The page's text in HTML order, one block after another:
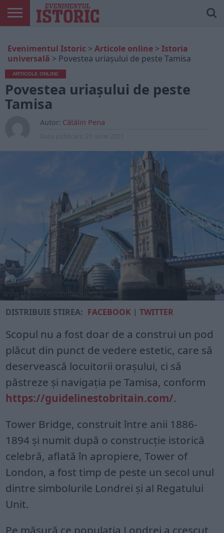
ONLINE
EDIȚII
TIPĂRITE
ISTORIC
PLAY
CONTUL
MEU
Evenimentul Istoric > Articole online > Istoria
universală > Povestea uriașului de peste Tamisa
ARTICOLE ONLINE
Povestea uriașului de peste
Tamisa
Autor: Cătălin Pena
DISTRIBUIE ȘTIREA: FACEBOOK |TWITTER
Scopul nu a fost doar de a construi un pod
plăcut din punct de vedere estetic, care să
deservească locuitorii oraşului, ci să
păstreze şi navigaţia pe Tamisa, conform
https://guidelinestobritain.com/.
Tower Bridge, construit între anii 1886-
1894 şi numit după o construcţie istorică
celebră, aflată în apropiere, Tower of
London, a fost timp de peste un secol unul
dintre simbolurile Londrei şi al Regatului
Unit.
Pe măsură ce populaţia Londrei a crescut,